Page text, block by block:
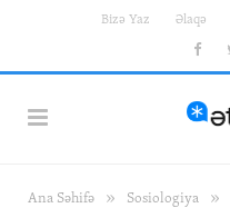
Bizə Yaz Əlaqə
Ana Səhifə » Sosiologiya »